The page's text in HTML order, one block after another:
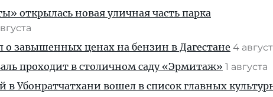
открылась новая уличная часть парка
о завышенных ценах на бензин в Дагестане 4
проходит в столичном саду «Эрмитаж» 1 августа
в Убонратчатхани вошел в список главных